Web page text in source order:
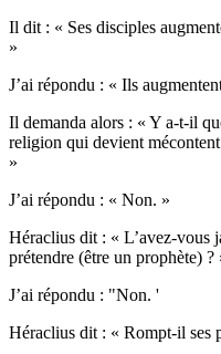
Il dit : « Ses disciples
»
J’ai répondu : « Ils
Il demanda alors : « Y a-t-il
religion qui devient
»
J’ai répondu : « Non. »
Héraclius dit : « L’avez-vous
prétendre (être un prophète) ?
J’ai répondu : "Non. '
Héraclius dit : « Rompt-il ses